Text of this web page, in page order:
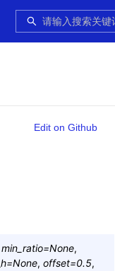
Edit on Github
min_ratio=None,
=None, offset=0.5,